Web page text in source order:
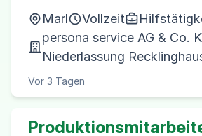
Marl Vollzeit
persona service AG & Co.
Niederlassung
Vor 3 Tagen